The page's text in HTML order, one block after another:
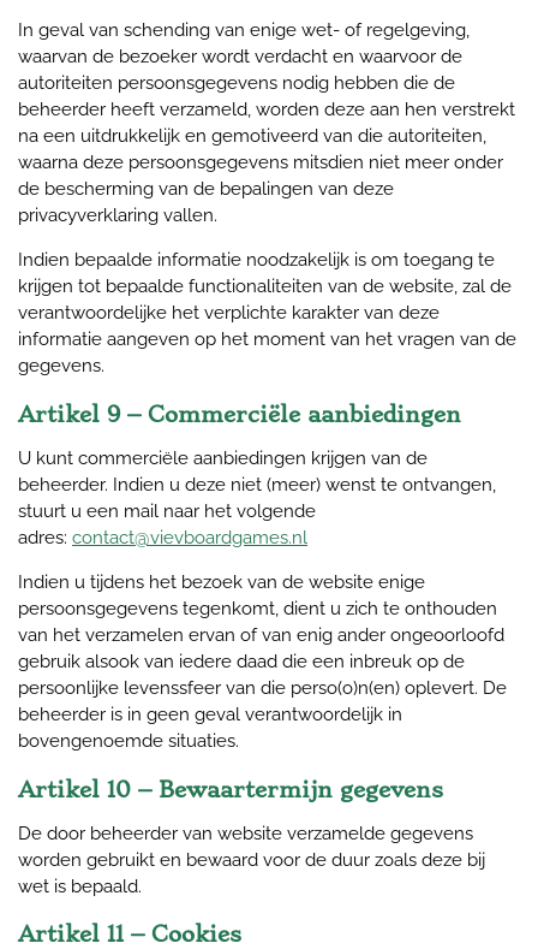
In geval van schending van enige wet- of regelgeving,
waarvan de bezoeker wordt verdacht en waarvoor de
autoriteiten persoonsgegevens nodig hebben die de
beheerder heeft verzameld, worden deze aan hen verstrekt
na een uitdrukkelijk en gemotiveerd van die autoriteiten,
waarna deze persoonsgegevens mitsdien niet meer onder
de bescherming van de bepalingen van deze
privacyverklaring vallen.
Indien bepaalde informatie noodzakelijk is om toegang te
krijgen tot bepaalde functionaliteiten van de website, zal de
verantwoordelijke het verplichte karakter van deze
informatie aangeven op het moment van het vragen van de
gegevens.
Artikel 9 – Commerciële aanbiedingen
U kunt commerciële aanbiedingen krijgen van de
beheerder. Indien u deze niet (meer) wenst te ontvangen,
stuurt u een mail naar het volgende
adres: contact@vievboardgames.nl
Indien u tijdens het bezoek van de website enige
persoonsgegevens tegenkomt, dient u zich te onthouden
van het verzamelen ervan of van enig ander ongeoorloofd
gebruik alsook van iedere daad die een inbreuk op de
persoonlijke levenssfeer van die perso(o)n(en) oplevert. De
beheerder is in geen geval verantwoordelijk in
bovengenoemde situaties.
Artikel 10 – Bewaartermijn gegevens
De door beheerder van website verzamelde gegevens
worden gebruikt en bewaard voor de duur zoals deze bij
wet is bepaald.
Artikel 11 – Cookies